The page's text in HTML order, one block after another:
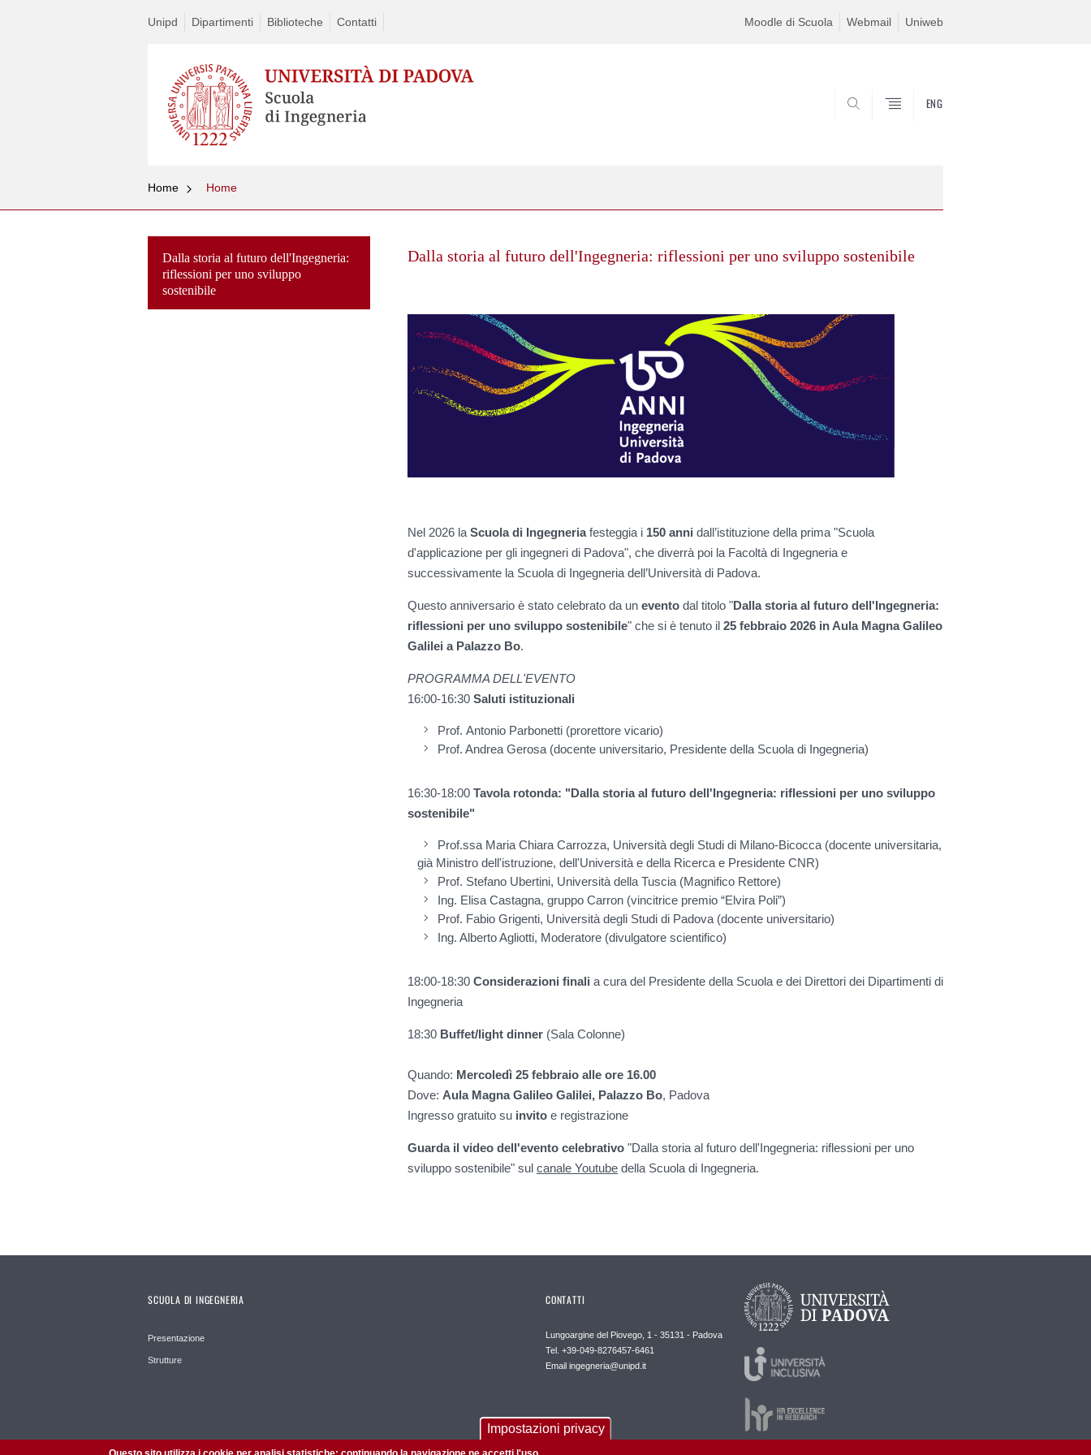
Unipd Dipartimenti Biblioteche Contatti Moodle di Scuola Webmail Uniweb
ENG
Home Home
Dalla storia al futuro dell'Ingegneria:
riflessioni per uno sviluppo
sostenibile
Dalla storia al futuro dell'Ingegneria: riflessioni per uno sviluppo sostenibile
Nel 2026 la Scuola di Ingegneriafesteggia i 150 anni dall’istituzione della prima "Scuola
d'applicazione per gli ingegneri di Padova", che diverrà poi la Facoltà di Ingegneria e
successivamente la Scuola di Ingegneria dell’Università di Padova.
Questo anniversario è stato celebrato da un evento dal titolo "Dalla storia al futuro dell'Ingegneria:
riflessioni per uno sviluppo sostenibile" che si è tenuto il 25 febbraio 2026 in Aula Magna Galileo
Galilei a Palazzo Bo.
PROGRAMMA DELL'EVENTO
16:00-16:30 Saluti istituzionali
Prof. Antonio Parbonetti (prorettore vicario)
Prof. Andrea Gerosa (docente universitario, Presidente della Scuola di Ingegneria)
16:30-18:00 Tavola rotonda: "Dalla storia al futuro dell'Ingegneria: riflessioni per uno sviluppo
sostenibile"
Prof.ssa Maria Chiara Carrozza, Università degli Studi di Milano-Bicocca (docente universitaria,
già Ministro dell'istruzione, dell'Università e della Ricerca e Presidente CNR)
Prof. Stefano Ubertini, Università della Tuscia (Magnifico Rettore)
Ing. Elisa Castagna, gruppo Carron (vincitrice premio “Elvira Poli”)
Prof. Fabio Grigenti, Università degli Studi di Padova (docente universitario)
Ing. Alberto Agliotti, Moderatore (divulgatore scientifico)
18:00-18:30 Considerazioni finali a cura del Presidente della Scuola e dei Direttori dei Dipartimenti di
Ingegneria
18:30 Buffet/light dinner (Sala Colonne)
Quando: Mercoledì 25 febbraio alle ore 16.00
Dove: Aula Magna Galileo Galilei, Palazzo Bo, Padova
Ingresso gratuito su invito e registrazione
Guarda il video dell'evento celebrativo "Dalla storia al futuro dell'Ingegneria: riflessioni per uno
sviluppo sostenibile" sul canale Youtube della Scuola di Ingegneria.
SCUOLA DI INGEGNERIA
Presentazione
Strutture
CONTATTI
Lungoargine del Piovego, 1 - 35131 - Padova
Tel. +39-049-8276457-6461
Email ingegneria@unipd.it
Impostazioni privacy